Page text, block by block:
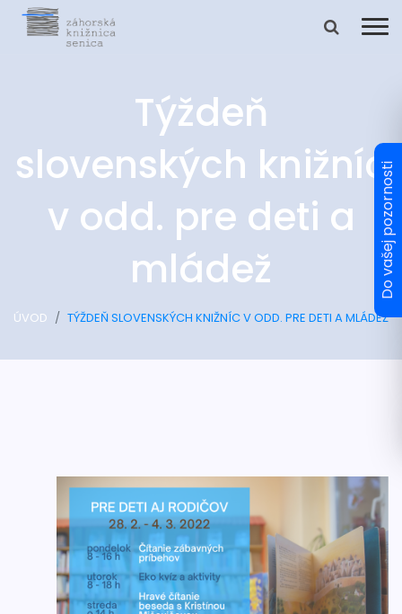
Týždeň
slovenských knižníc
v odd. pre deti a
mládež
ÚVOD TÝŽDEŇ SLOVENSKÝCH KNIŽNÍC V ODD. PRE DETI A MLÁDEŽ